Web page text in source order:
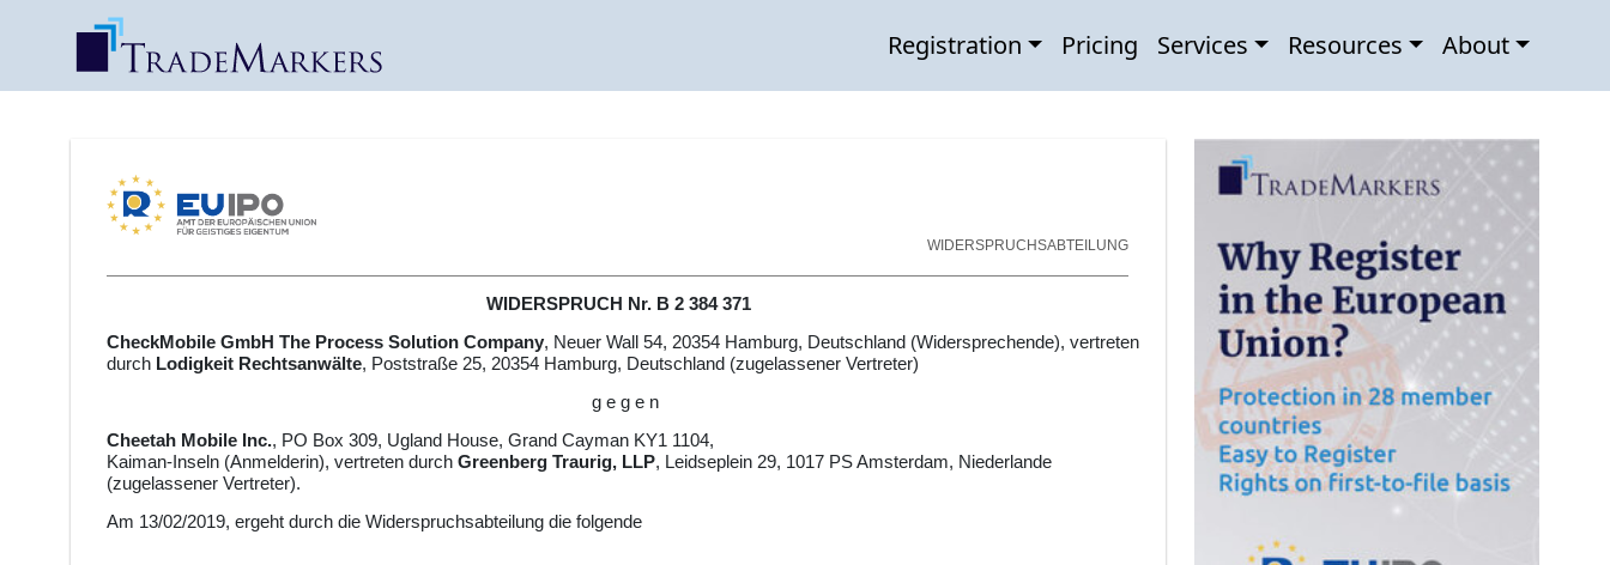
Registration Pricing Services Resources About
WIDERSPRUCHSABTEILUNG
WIDERSPRUCH Nr. B 2 384 371
CheckMobile GmbH The Process Solution Company, Neuer Wall 54, 20354 Hamburg, Deutschland (Widersprechende), vertreten
durch Lodigkeit Rechtsanwälte, Poststraße 25, 20354 Hamburg, Deutschland (zugelassener Vertreter)
g e g e n
Cheetah Mobile Inc., PO Box 309, Ugland House, Grand Cayman KY1 1104,
Kaiman-Inseln (Anmelderin), vertreten durch Greenberg Traurig, LLP, Leidseplein 29, 1017 PS Amsterdam, Niederlande
(zugelassener Vertreter).
Am 13/02/2019, ergeht durch die Widerspruchsabteilung die folgende